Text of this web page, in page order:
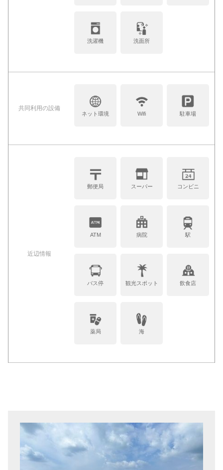
洗濯機 洗面所
共同利⽤の設備
ネット環境 Wifi 駐車場
近辺情報
郵便局 スーパー コンビニ
ATM 病院 駅
バス停 観光スポット 飲食店
薬局 海